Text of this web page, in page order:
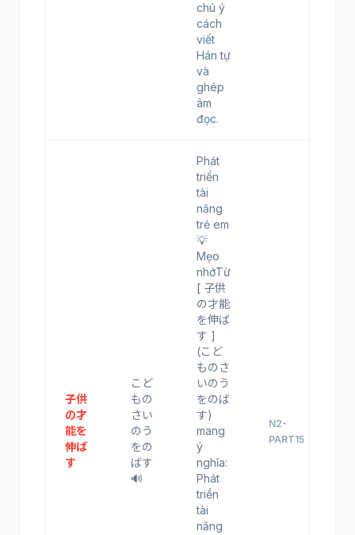
chú ý
cách
viết
Hán tự
và
ghép
âm
đọc.
子供
の才
能を
伸ば
す
こど
もの
さい
のう
をの
ばす
🔊
Phát
triển
tài
năng
trẻ em
💡
Mẹo
nhớTừ
[ 子供
の才能
を伸ば
す ]
(こど
ものさ
いのう
をのば
す)
mang
ý
nghĩa:
Phát
triển
tài
năng
N2-
PART15